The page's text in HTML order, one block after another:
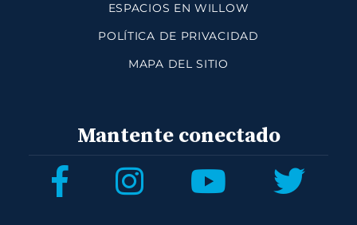
ESPACIOS EN WILLOW
POLÍTICA DE PRIVACIDAD
MAPA DEL SITIO
Mantente conectado